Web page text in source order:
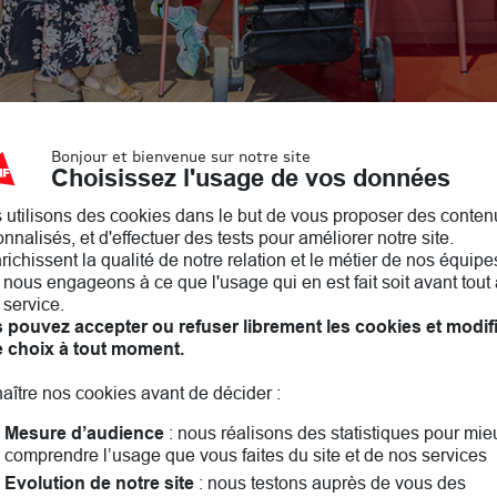
du parc Jean-Baptiste LEBAS, proche de chez
Et bien plus encore !
les moments importants de la vie. On parle
comme nous, pour un monde plus responsable.
Saint-Agne a hâte de vous rencontrer ! A bientôt.
Bonjour et bienvenue sur notre site
Choisissez l'usage de vos données
utilisons des cookies dans le but de vous proposer des
et d'effectuer des tests pour améliorer notre site.
la qualité de notre relation et le métier de nos
nous engageons à ce que l'usage qui en est fait soit avant tout
pouvez accepter ou refuser librement les cookies et
choix à tout moment.
nos cookies avant de décider :
Mesure d’audience : nous réalisons des statistiques pour
comprendre l’usage que vous faites du site et de nos services
Evolution de notre site : nous testons auprès de vous des